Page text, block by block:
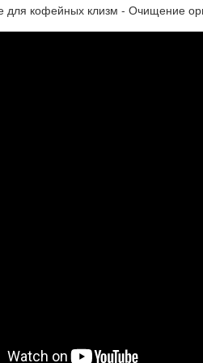
для кофейных клизм - Очищение